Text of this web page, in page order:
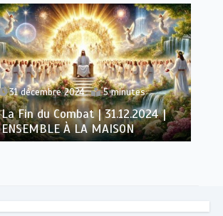
31 décembre 2024 5 minutes
La Fin du Combat | 31.12.2024 |
ENSEMBLE À LA MAISON